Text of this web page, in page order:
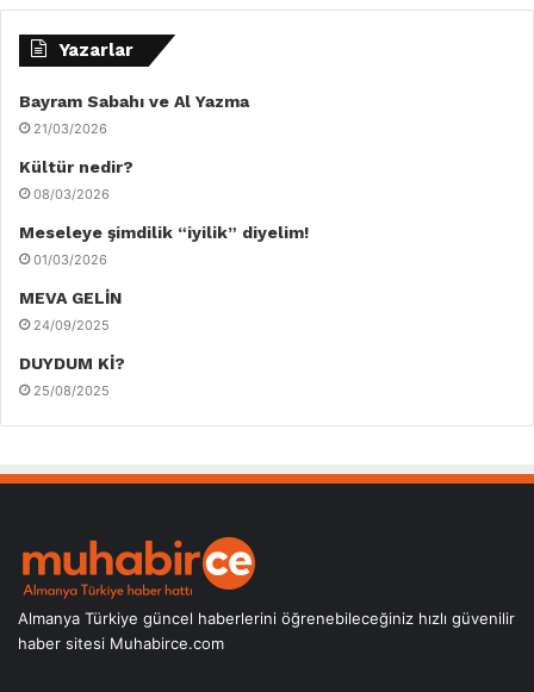
Yazarlar
Bayram Sabahı ve Al Yazma
21/03/2026
Kültür nedir?
08/03/2026
Meseleye şimdilik “iyilik” diyelim!
01/03/2026
MEVA GELİN
24/09/2025
DUYDUM Kİ?
25/08/2025
Almanya Türkiye güncel haberlerini öğrenebileceğiniz hızlı güvenilir
haber sitesi Muhabirce.com